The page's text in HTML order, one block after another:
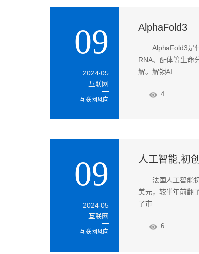
09
2024-05
互联网
互联网风向
AlphaFold3
AlphaFold3是
RNA、配体等生命
解。解锁AI
4
09
2024-05
互联网
互联网风向
人工智能,初
法国人工智能
美元，较半年前翻
了市
6